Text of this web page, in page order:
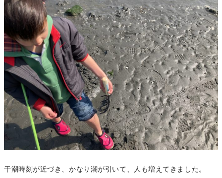
干潮時刻が近づき、かなり潮が引いて、人も増えてきました。